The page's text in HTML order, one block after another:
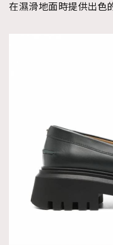
在濕滑地面時提供出色